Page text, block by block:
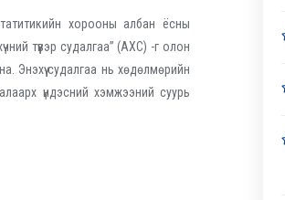
хорооны албан ёсны
түүвэр судалгаа” (АХС) -г олон
Энэхүү судалгаа нь хөдөлмөрийн
үндэсний хэмжээний суурь